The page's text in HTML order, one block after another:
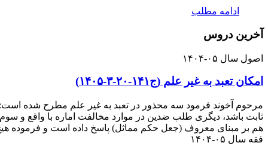
ادامه مطلب
آخرین دروس
اصول سال ۰۵-۱۴۰۴
امکان تعبد به غیر علم (ج۱۴۱-۲۰-۳-۱۴۰۵)
مرحوم آخوند فرمود سه محذور در تعبد به غیر علم مطرح شده
ثابت باشد، دیگری طلب ضدین در موارد مخالفت اماره با واقع
هم بر مبنای معروف (جعل حکم مماثل) پاسخ داده است و فرموده هیچ
فقه سال ۰۵-۱۴۰۴